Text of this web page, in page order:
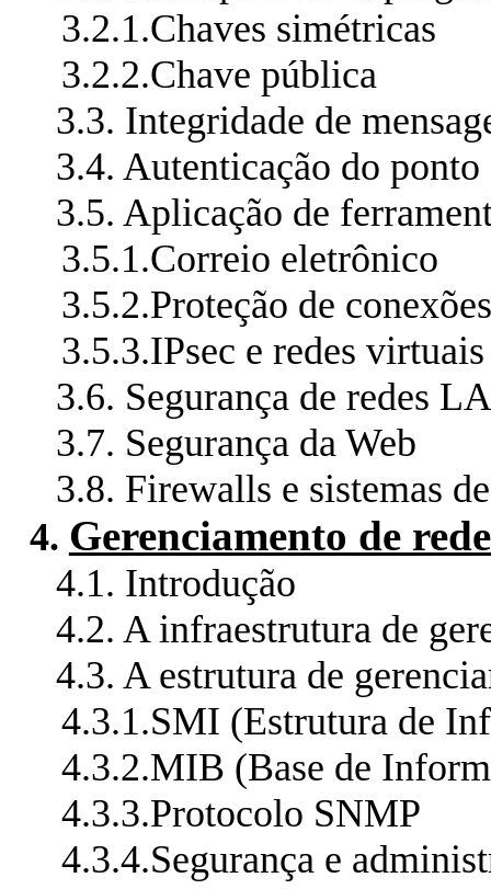
3.2.1.Chaves simétricas
3.2.2.Chave pública
3.3. Integridade de
3.4. Autenticação do
3.5. Aplicação de
3.5.1.Correio eletrônico
3.5.2.Proteção de
3.5.3.IPsec e redes
3.6. Segurança de redes
3.7. Segurança da Web
3.8. Firewalls e sistemas
4. Gerenciamento de
4.1. Introdução
4.2. A infraestrutura de
4.3. A estrutura de
4.3.1.SMI (Estrutura de
4.3.2.MIB (Base de
4.3.3.Protocolo SNMP
4.3.4.Segurança e